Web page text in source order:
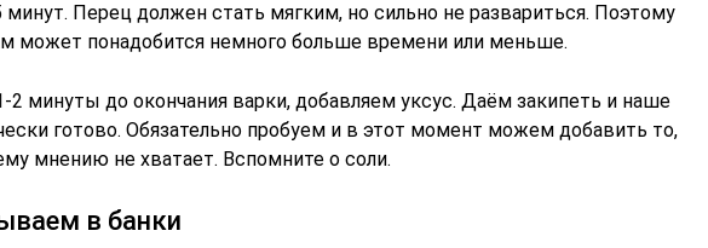
минут. Перец должен стать мягким, но сильно не развариться. Поэтому
может понадобится немного больше времени или меньше.
2 минуты до окончания варки, добавляем уксус. Даём закипеть и наше
готово. Обязательно пробуем и в этот момент можем добавить то,
мнению не хватает. Вспомните о соли.
в банки